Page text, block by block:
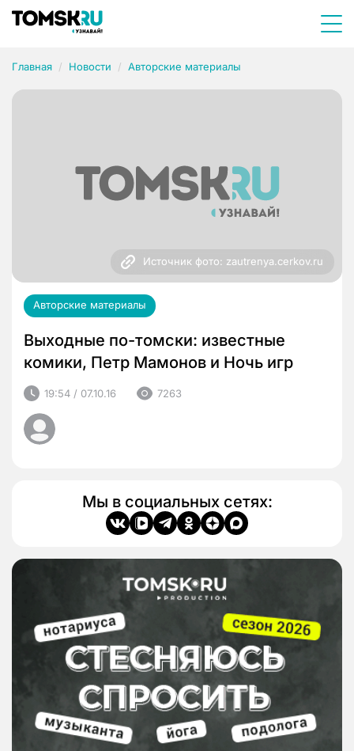
Главная Новости Авторские материалы
Источник фото: zautrenya.cerkov.ru
Авторские материалы
Выходные по-томски: известные
комики, Петр Мамонов и Ночь игр
19:54 / 07.10.16 7263
Мы в социальных сетях: